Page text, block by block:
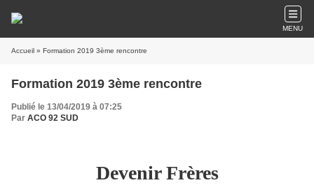
MENU
Accueil » Formation 2019 3ème rencontre
Formation 2019 3ème rencontre
Publié le 13/04/2019 à 07:25
Par ACO 92 SUD
Devenir Frères